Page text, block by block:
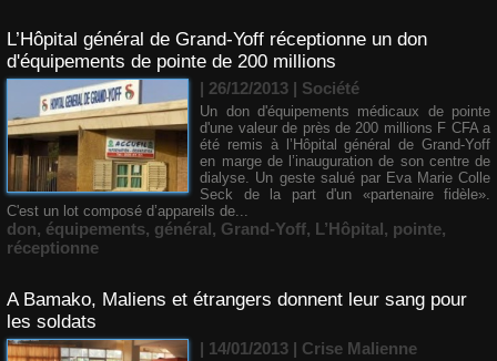
L’Hôpital général de Grand-Yoff réceptionne un don
d'équipements de pointe de 200 millions
| 26/12/2013 | Société
Un don d'équipements médicaux de pointe
d'une valeur de près de 200 millions F CFA a
été remis à l’Hôpital général de Grand-Yoff
en marge de l’inauguration de son centre de
dialyse. Un geste salué par Eva Marie Colle
Seck de la part d'un «partenaire fidèle».
C'est un lot composé d’appareils de...
don, équipements, général, Grand-Yoff, L’Hôpital, pointe,
réceptionne
A Bamako, Maliens et étrangers donnent leur sang pour
les soldats
| 14/01/2013 | Crise Malienne